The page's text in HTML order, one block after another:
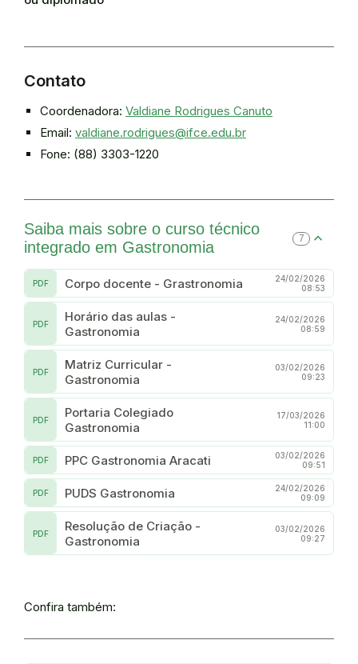
Contato
Coordenadora: Valdiane Rodrigues Canuto
Email: valdiane.rodrigues@ifce.edu.br
Fone: (88) 3303-1220
Saiba mais sobre o curso técnico
integrado em Gastronomia
7
Corpo docente - Grastronomia
PDF
24/02/2026
08:53
Horário das aulas -
Gastronomia
PDF
24/02/2026
08:59
Matriz Curricular -
Gastronomia
PDF
03/02/2026
09:23
Portaria Colegiado
Gastronomia
PDF
17/03/2026
11:00
PPC Gastronomia Aracati
PDF
03/02/2026
09:51
PUDS Gastronomia
PDF
24/02/2026
09:09
Resolução de Criação -
Gastronomia
PDF
03/02/2026
09:27
Confira também: